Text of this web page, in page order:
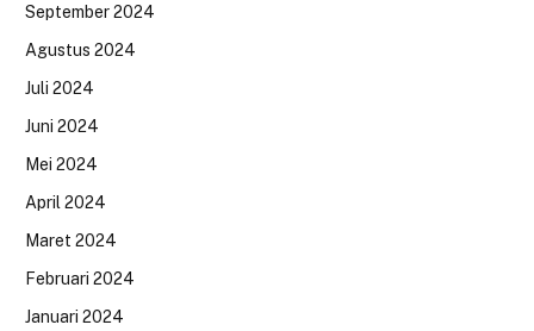
September 2024
Agustus 2024
Juli 2024
Juni 2024
Mei 2024
April 2024
Maret 2024
Februari 2024
Januari 2024